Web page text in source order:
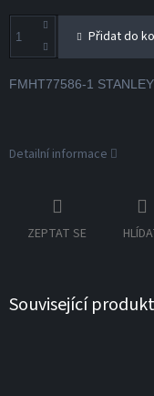
Přidat do
FMHT77586-1
Detailní informace
ZEPTAT SE
Související